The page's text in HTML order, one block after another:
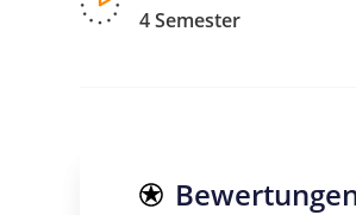
4 Semester